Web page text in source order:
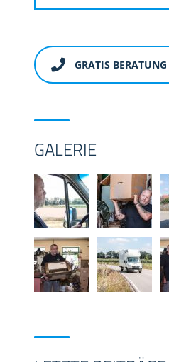
GRATIS BERATUNG
GALERIE